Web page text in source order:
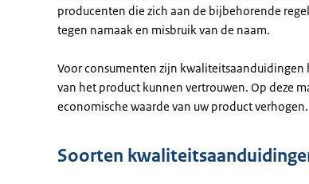
producenten die zich aan de bijbehorende
tegen namaak en misbruik van de naam.
Voor consumenten zijn
van het product kunnen vertrouwen. Op deze
economische waarde van uw product verhogen.
Soorten